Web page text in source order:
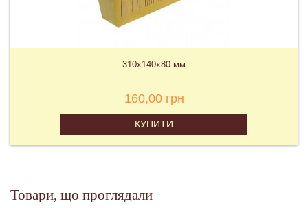
310х140х80 мм
160,00 грн
КУПИТИ
Товари, що проглядали